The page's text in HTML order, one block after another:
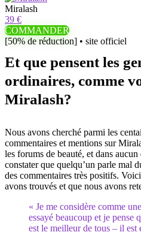
Miralash
39 €
COMMANDER
[50% de réduction] • site officiel
Et que pensent les
ordinaires, comme
Miralash?
Nous avons cherché parmi les
commentaires et mentions sur
les forums de beauté, et dans
constater que quelqu’un parle mal
des commentaires très positifs.
avons trouvés et que nous avons
« Je me considère comme
essayé beaucoup et je pense
est le meilleur de tous – il est